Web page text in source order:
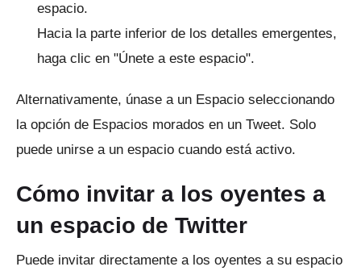
espacio.
Hacia la parte inferior de los detalles emergentes,
haga clic en "Únete a este espacio".
Alternativamente, únase a un Espacio seleccionando
la opción de Espacios morados en un Tweet. Solo
puede unirse a un espacio cuando está activo.
Cómo invitar a los oyentes a
un espacio de Twitter
Puede invitar directamente a los oyentes a su espacio